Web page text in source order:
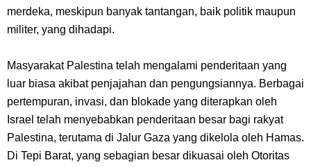
Indonesia
Resep Roti Panggang, Sangat Mudah Untuk Menjadi Cemilan
Bersama Keluarga
merdeka, meskipun banyak tantangan, baik politik maupun
militer, yang dihadapi.
Masyarakat Palestina telah mengalami penderitaan yang
luar biasa akibat penjajahan dan pengungsiannya. Berbagai
pertempuran, invasi, dan blokade yang diterapkan oleh
Israel telah menyebabkan penderitaan besar bagi rakyat
Palestina, terutama di Jalur Gaza yang dikelola oleh Hamas.
Di Tepi Barat, yang sebagian besar dikuasai oleh Otoritas